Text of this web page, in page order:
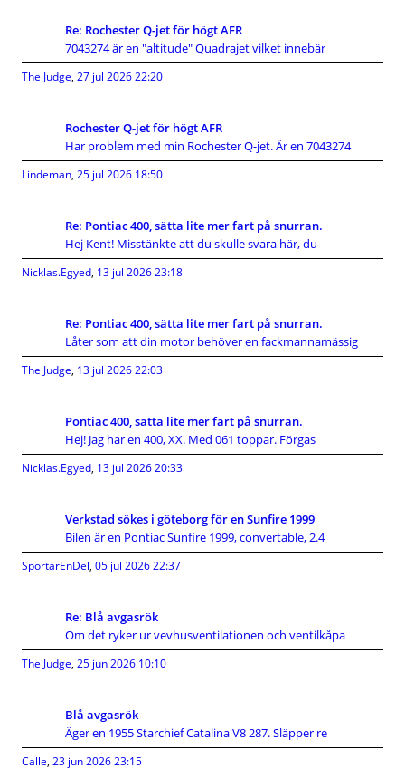
Re: Rochester Q-jet för högt AFR
7043274 är en "altitude" Quadrajet vilket innebär
The Judge, 27 jul 2026 22:20
Rochester Q-jet för högt AFR
Har problem med min Rochester Q-jet. Är en 7043274
Lindeman, 25 jul 2026 18:50
Re: Pontiac 400, sätta lite mer fart på snurran.
Hej Kent! Misstänkte att du skulle svara här, du
Nicklas.Egyed, 13 jul 2026 23:18
Re: Pontiac 400, sätta lite mer fart på snurran.
Låter som att din motor behöver en fackmannamässig
The Judge, 13 jul 2026 22:03
Pontiac 400, sätta lite mer fart på snurran.
Hej! Jag har en 400, XX. Med 061 toppar. Förgas
Nicklas.Egyed, 13 jul 2026 20:33
Verkstad sökes i göteborg för en Sunfire 1999
Bilen är en Pontiac Sunfire 1999, convertable, 2.4
SportarEnDel, 05 jul 2026 22:37
Re: Blå avgasrök
Om det ryker ur vevhusventilationen och ventilkåpa
The Judge, 25 jun 2026 10:10
Blå avgasrök
Äger en 1955 Starchief Catalina V8 287. Släpper re
Calle, 23 jun 2026 23:15